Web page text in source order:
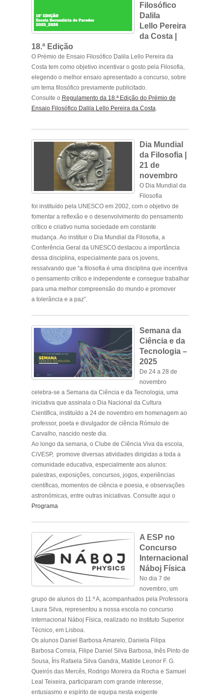
Filosófico
Dalila
Lello Pereira
da Costa |
18.ª Edição
O Prémio de Ensaio Filosófico Dalila Lello Pereira da
Costa tem como objetivo incentivar o gosto pela Filosofia,
elegendo o melhor ensaio apresentado a concurso, sobre
um tema filosófico previamente publicitado.
Consulte o Regulamento da 18.ª Edição do Prémio de
Ensaio Filosófico Dalila Lello Pereira da Costa
Dia Mundial
da Filosofia |
21 de
novembro
O Dia Mundial da
Filosofia
foi instituído pela UNESCO em 2002, com o objetivo de
fomentar a reflexão e o desenvolvimento do pensamento
crítico e criativo numa sociedade em constante
mudança. Ao instituir o Dia Mundial da Filosofia, a
Conferência Geral da UNESCO destacou a importância
dessa disciplina, especialmente para os jovens,
ressalvando que “a filosofia é uma disciplina que incentiva
o pensamento crítico e independente e consegue trabalhar
para uma melhor compreensão do mundo e promover
a tolerância e a paz”.
Semana da
Ciência e da
Tecnologia –
2025
De 24 a 28 de
novembro
celebra-se a Semana da Ciência e da Tecnologia, uma
iniciativa que assinala o Dia Nacional da Cultura
Científica, instituído a 24 de novembro em homenagem ao
professor, poeta e divulgador de ciência Rómulo de
Carvalho, nascido neste dia.
Ao longo da semana, o Clube de Ciência Viva da escola,
CiVESP, promove diversas atividades dirigidas a toda a
comunidade educativa, especialmente aos alunos:
palestras, exposições, concursos, jogos, experiências
científicas, momentos de ciência e poesia, e observações
astronómicas, entre outras iniciativas. Consulte aqui o
Programa
A ESP no
Concurso
Internacional
Náboj Física
No dia 7 de
novembro , um
grupo de alunos do 11.º A, acompanhados pela Professora
Laura Silva, representou a nossa escola no concurso
internacional Náboj Física , realizado no Instituto Superior
Técnico , em Lisboa.
Os alunos Daniel Barbosa Amarelo Daniela Filipa
Barbosa Correia Filipe Daniel Silva Barbosa Inês Pinto de
Sousa Íris Rafaela Silva Gandra Matilde Leonor F. G.
Queirós das Mercês, Rodrigo Moreira da Rocha e Samuel
Leal Teixeira, participaram com grande interesse,
entusiasmo e espírito de equipa nesta exigente